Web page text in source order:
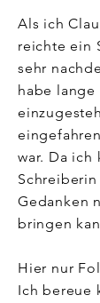
Als ich
reichte ein
sehr
habe
war. Da ich
Gedanken
bringen
Hier nur
Ich bereue